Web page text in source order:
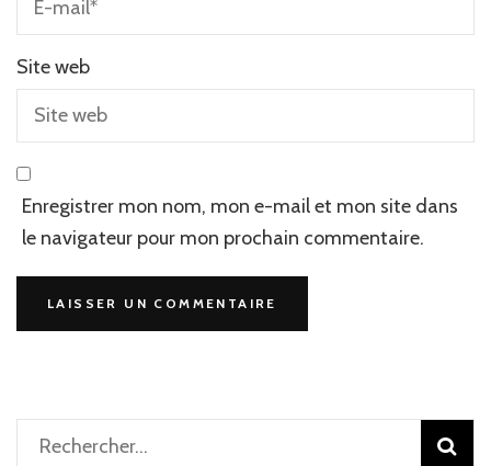
Site web
Enregistrer mon nom, mon e-mail et mon site dans
le navigateur pour mon prochain commentaire.
Rechercher :